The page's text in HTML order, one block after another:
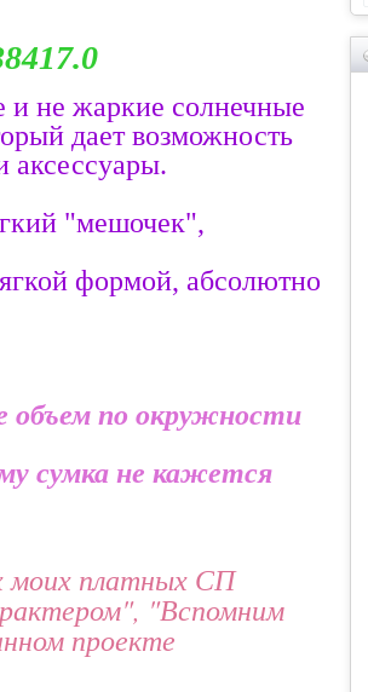
и не жаркие солнечные
дает возможность
аксессуары.
"мешочек",
формой, абсолютно
объем по окружности
сумка не кажется
моих платных СП
"Вспомним
проекте